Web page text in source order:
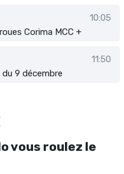
10:05
Corima MCC +
11:50
du 9 décembre
vous roulez le